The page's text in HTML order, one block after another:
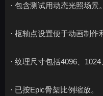
· 包含测试用动态光照场景。
· 枢轴点设置便于动画制作
· 纹理尺寸包括4096、1024
· 已按Epic骨架比例缩放。